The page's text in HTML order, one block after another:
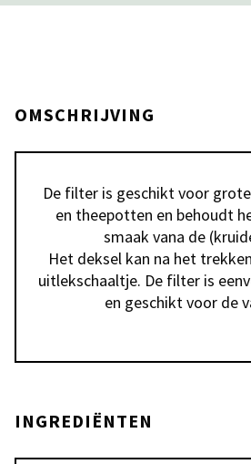
OMSCHRIJVING
De filter is geschikt voor
en theepotten en behoudt
smaak vana de
Het deksel kan na het
uitlekschaaltje. De filter is
en geschikt voor de
INGREDIËNTEN